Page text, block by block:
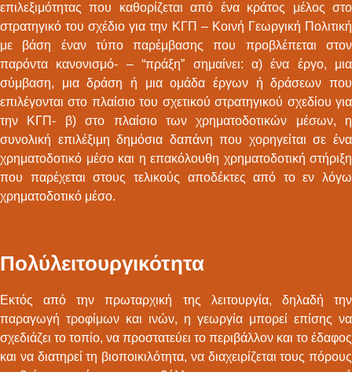
επιλεξιμότητας που καθορίζεται από ένα κράτος μέλος στο
στρατηγικό του σχέδιο για την ΚΓΠ – Κοινή Γεωργική Πολιτική
με βάση έναν τύπο παρέμβασης που προβλέπεται στον
παρόντα κανονισμό- – “πράξη” σημαίνει: α) ένα έργο, μια
σύμβαση, μια δράση ή μια ομάδα έργων ή δράσεων που
επιλέγονται στο πλαίσιο του σχετικού στρατηγικού σχεδίου για
την ΚΓΠ- β) στο πλαίσιο των χρηματοδοτικών μέσων, η
συνολική επιλέξιμη δημόσια δαπάνη που χορηγείται σε ένα
χρηματοδοτικό μέσο και η επακόλουθη χρηματοδοτική στήριξη
που παρέχεται στους τελικούς αποδέκτες από το εν λόγω
χρηματοδοτικό μέσο.
Πολύλειτουργικότητα
Εκτός από την πρωταρχική της λειτουργία, δηλαδή την
παραγωγή τροφίμων και ινών, η γεωργία μπορεί επίσης να
σχεδιάζει το τοπίο, να προστατεύει το περιβάλλον και το έδαφος
και να διατηρεί τη βιοποικιλότητα, να διαχειρίζεται τους πόρους